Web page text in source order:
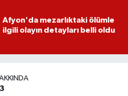
Afyon'da mezarlıktaki ölümle
ilgili olayın detayları belli oldu